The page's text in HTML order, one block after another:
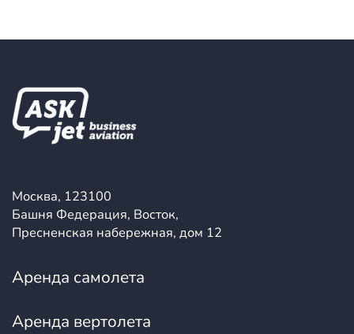
Москва, 123100
Башня Федерация, Восток,
Пресненская набережная, дом 12
Аренда самолета
Аренда вертолета